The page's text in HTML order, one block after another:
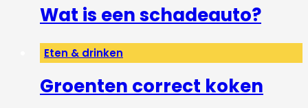
Wat is een schadeauto?
Eten & drinken
Groenten correct koken